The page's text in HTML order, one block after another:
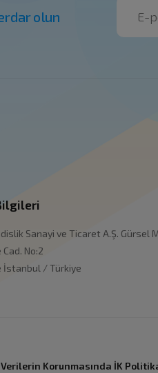
olun
Sanayi ve Ticaret A.Ş. Gürsel
Cad. No:2
İstanbul / Türkiye
Korunmasında İK